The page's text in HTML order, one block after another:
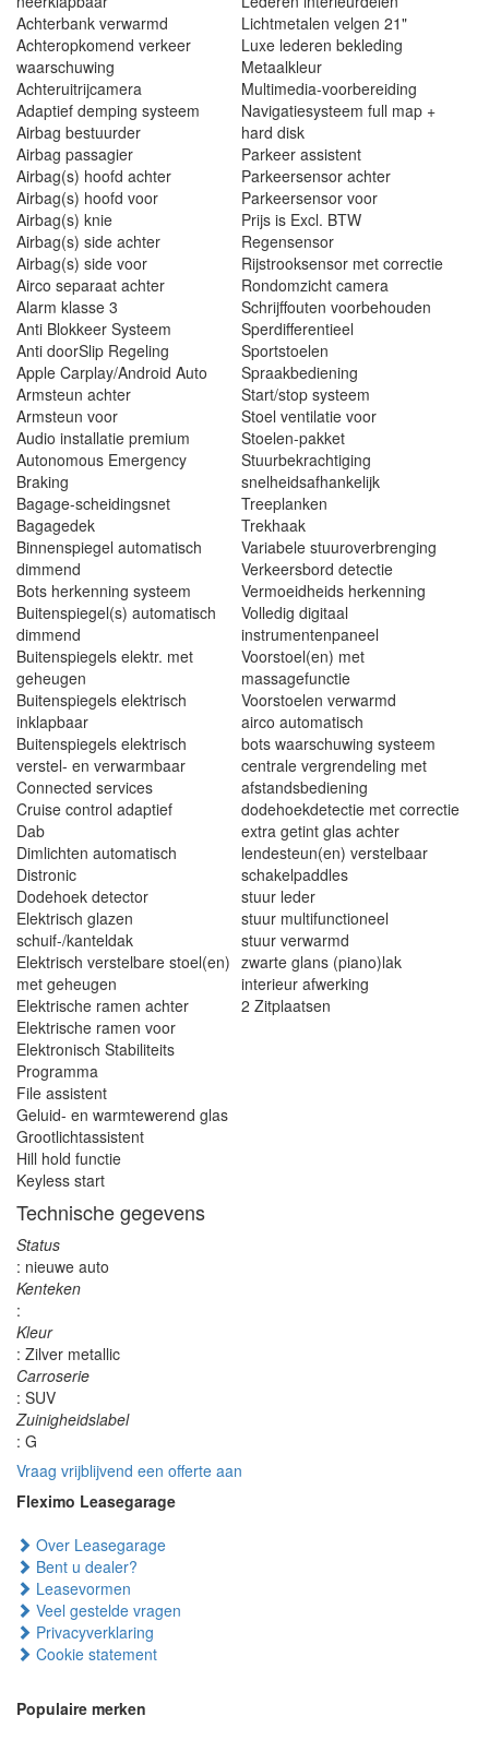
Achterbank verwarmd
Achteropkomend verkeer
waarschuwing
Achteruitrijcamera
Adaptief demping systeem
Airbag bestuurder
Airbag passagier
Airbag(s) hoofd achter
Airbag(s) hoofd voor
Airbag(s) knie
Airbag(s) side achter
Airbag(s) side voor
Airco separaat achter
Alarm klasse 3
Anti Blokkeer Systeem
Anti doorSlip Regeling
Apple Carplay/Android Auto
Armsteun achter
Armsteun voor
Audio installatie premium
Autonomous Emergency
Braking
Bagage-scheidingsnet
Bagagedek
Binnenspiegel automatisch
dimmend
Bots herkenning systeem
Buitenspiegel(s) automatisch
dimmend
Buitenspiegels elektr. met
geheugen
Buitenspiegels elektrisch
inklapbaar
Buitenspiegels elektrisch
verstel- en verwarmbaar
Connected services
Cruise control adaptief
Dab
Dimlichten automatisch
Distronic
Dodehoek detector
Elektrisch glazen
schuif-/kanteldak
Elektrisch verstelbare stoel(en)
met geheugen
Elektrische ramen achter
Elektrische ramen voor
Elektronisch Stabiliteits
Programma
File assistent
Geluid- en warmtewerend glas
Grootlichtassistent
Hill hold functie
Keyless start
Lichtmetalen velgen 21"
Luxe lederen bekleding
Metaalkleur
Multimedia-voorbereiding
Navigatiesysteem full map +
hard disk
Parkeer assistent
Parkeersensor achter
Parkeersensor voor
Prijs is Excl. BTW
Regensensor
Rijstrooksensor met correctie
Rondomzicht camera
Schrijffouten voorbehouden
Sperdifferentieel
Sportstoelen
Spraakbediening
Start/stop systeem
Stoel ventilatie voor
Stoelen-pakket
Stuurbekrachtiging
snelheidsafhankelijk
Treeplanken
Trekhaak
Variabele stuuroverbrenging
Verkeersbord detectie
Vermoeidheids herkenning
Volledig digitaal
instrumentenpaneel
Voorstoel(en) met
massagefunctie
Voorstoelen verwarmd
airco automatisch
bots waarschuwing systeem
centrale vergrendeling met
afstandsbediening
dodehoekdetectie met correctie
extra getint glas achter
lendesteun(en) verstelbaar
schakelpaddles
stuur leder
stuur multifunctioneel
stuur verwarmd
zwarte glans (piano)lak
interieur afwerking
2 Zitplaatsen
Technische gegevens
Status
: nieuwe auto
Kenteken
:
Kleur
: Zilver metallic
Carroserie
: SUV
Zuinigheidslabel
: G
Vraag vrijblijvend een offerte aan
Fleximo Leasegarage
Over Leasegarage
Bent u dealer?
Leasevormen
Veel gestelde vragen
Privacyverklaring
Cookie statement
Populaire merken